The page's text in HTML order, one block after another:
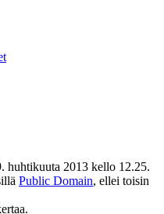
huhtikuuta 2013 kello 12.25.
Public Domain, ellei toisin